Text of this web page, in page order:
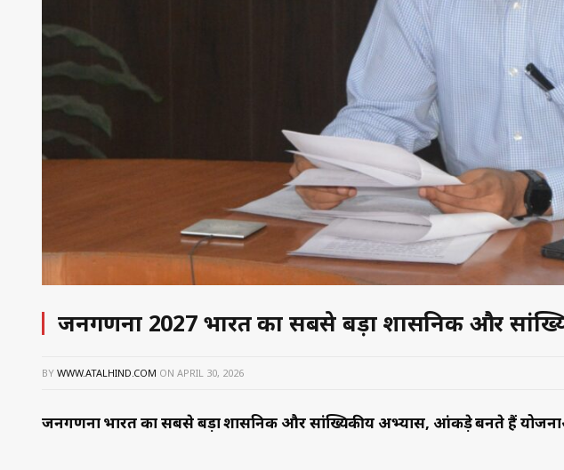
जनगणना 2027 भारत का सबसे बड़ा प्रशासनिक और
BY WWW.ATALHIND.COM ON APRIL 30, 2026
जनगणना भारत का सबसे बड़ा प्रशासनिक और सांख्यिकीय अभ्यास, आंकड़े बनते हैं